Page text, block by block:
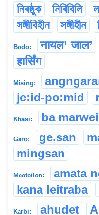
নিৰষ্ঠুক
নিৰিবিলি
সঙ্গীবিহীন
সঙ্গীহীন
Bodo: नायल’ जाल’
हार्सिंग
Mising:
je:id-po:mid
Khasi: ba marwei
Garo: ge.san
mingsan
Meeteilon:
amata
kana leitraba
Karbi: ahudet